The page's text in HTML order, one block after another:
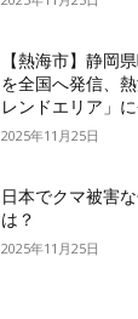
【熱海市】静岡
を全国へ発信、
レンドエリア」
2025年11月25日
日本でクマ被害
は？
2025年11月25日